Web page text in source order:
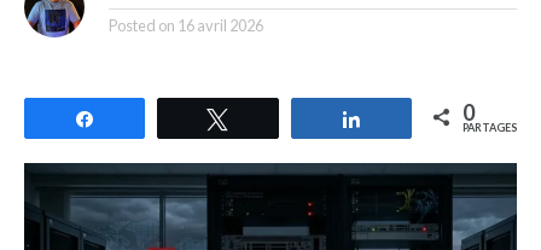
Posted on 16 avril 2026
Partagez 0
PARTAGES